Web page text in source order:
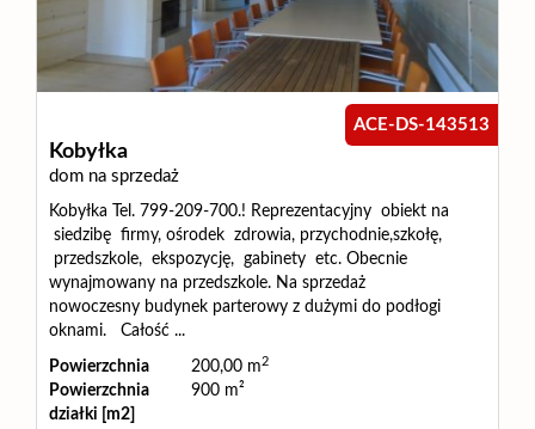
Kobyłka
dom na sprzedaż
ACE-DS-143513
Kobyłka Tel. 799-209-700.! Reprezentacyjny obiekt na
siedzibę firmy, ośrodek zdrowia, przychodnie,szkołę,
przedszkole, ekspozycję, gabinety etc. Obecnie
wynajmowany na przedszkole. Na sprzedaż
nowoczesny budynek parterowy z dużymi do podłogi
oknami. Całość ...
Powierzchnia 200,00 m2
Powierzchnia
działki [m2]
900 m²